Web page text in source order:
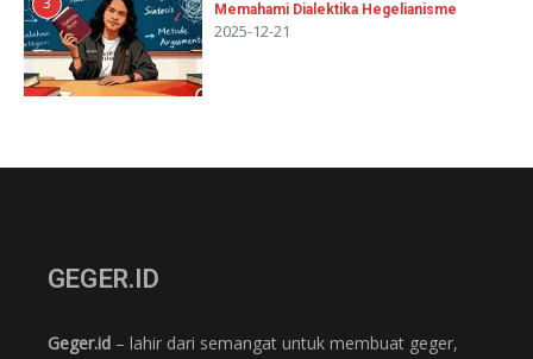
Memahami Dialektika Hegelianisme
2025-12-21
GEGER.ID
Geger.id – lahir dari semangat untuk membuat geger,